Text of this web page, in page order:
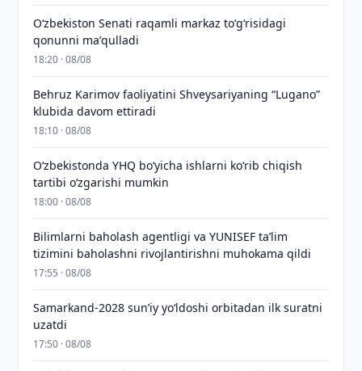
Oʻzbekiston Senati raqamli markaz toʻgʻrisidagi
qonunni maʼqulladi
18:20 · 08/08
Behruz Karimov faoliyatini Shveysariyaning “Lugano”
klubida davom ettiradi
18:10 · 08/08
O‘zbekistonda YHQ bo‘yicha ishlarni ko‘rib chiqish
tartibi o‘zgarishi mumkin
18:00 · 08/08
Bilimlarni baholash agentligi va YUNISEF taʼlim
tizimini baholashni rivojlantirishni muhokama qildi
17:55 · 08/08
Samarkand-2028 sunʼiy yo‘ldoshi orbitadan ilk suratni
uzatdi
17:50 · 08/08